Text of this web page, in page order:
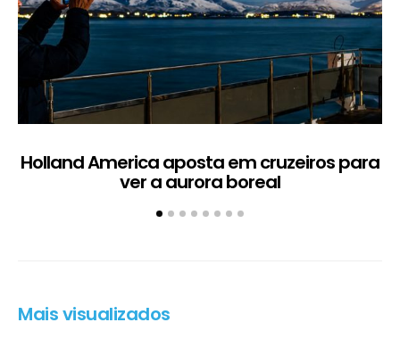
Holland America aposta em cruzeiros para
ver a aurora boreal
Mais visualizados